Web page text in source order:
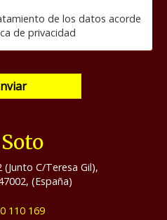
de los datos acorde
de privacidad
(Junto C/Teresa Gil),
, (España)
110 169